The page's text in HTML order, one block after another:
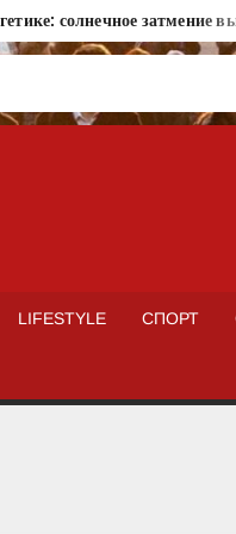
солнечное затмение
LIFESTYLE СПОРТ